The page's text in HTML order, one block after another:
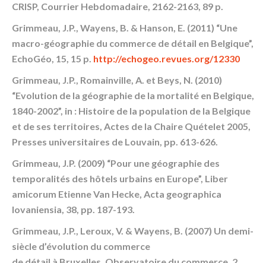
CRISP, Courrier Hebdomadaire, 2162-2163, 89 p.
Grimmeau, J.P., Wayens, B. & Hanson, E. (2011) “Une
macro-géographie du commerce de détail en Belgique”,
EchoGéo, 15, 15 p. http://echogeo.revues.org/12330
Grimmeau, J.P., Romainville, A. et Beys, N. (2010)
“Evolution de la géographie de la mortalité en Belgique,
1840-2002”, in : Histoire de la population de la Belgique
et de ses territoires, Actes de la Chaire Quételet 2005,
Presses universitaires de Louvain, pp. 613-626.
Grimmeau, J.P. (2009) “Pour une géographie des
temporalités des hôtels urbains en Europe”, Liber
amicorum Etienne Van Hecke, Acta geographica
lovaniensia, 38, pp. 187-193.
Grimmeau, J.P., Leroux, V. & Wayens, B. (2007) Un demi-
siècle d’évolution du commerce